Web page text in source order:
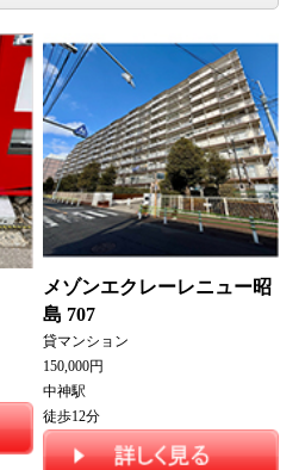
メゾンエクレーレニュー昭
島 707
貸マンション
150,000円
中神駅
徒歩12分